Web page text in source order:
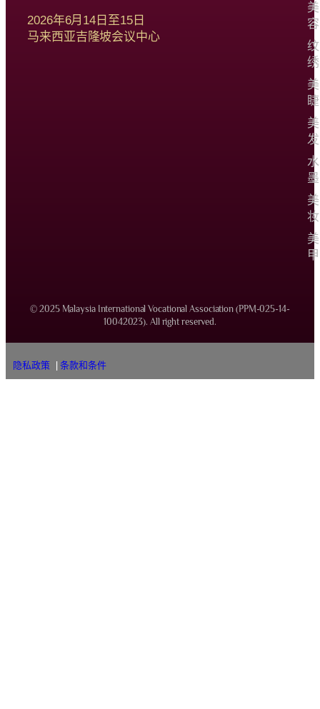
2026年6月14日至15日
马来西亚吉隆坡会议中心
美
容
纹
绣
美
睫
美
发
水
墨
美
妆
美
甲
© 2025 Malaysia International Vocational Association (PPM-025-14-
10042023). All right reserved.
隐私政策|条款和条件